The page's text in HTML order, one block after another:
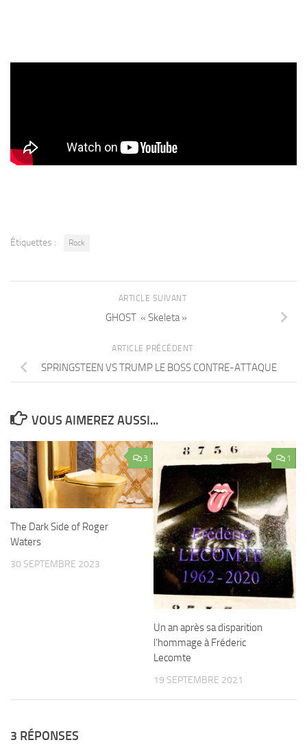
Étiquettes : Rock
ARTICLE SUIVANT
GHOST « Skeleta »
ARTICLE PRÉCÉDENT
SPRINGSTEEN VS TRUMP LE BOSS CONTRE-ATTAQUE
VOUS AIMEREZ AUSSI...
3
The Dark Side of Roger
Waters
30 SEPTEMBRE 2023
1
Un an après sa disparition
l’hommage à Fréderic
Lecomte
19 SEPTEMBRE 2021
3 RÉPONSES